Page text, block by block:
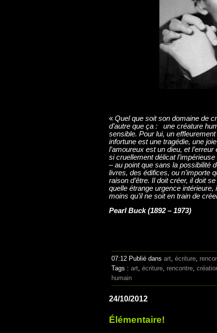
« Quel que soit son domaine de
d’autre que ça : une créature
sensible. Pour lui, un
infortune est une tragédie, une
l’amoureux est un dieu, et
si cruellement délicat
– au point que sans la possibilité
livres, des édifices, ou n’importe
raison d’être. Il doit créer, il doit
quelle étrange urgence
moins qu’il ne soit en train de
Pearl Buck (1892 – 1973)
07:12 Publié dans art écriture
Tags : art écriture rencontre
humain
24/10/2012
Élémentaire!